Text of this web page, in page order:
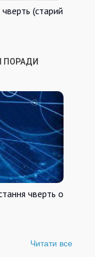
(старий
ПОРАДИ
чверть о
Читати все